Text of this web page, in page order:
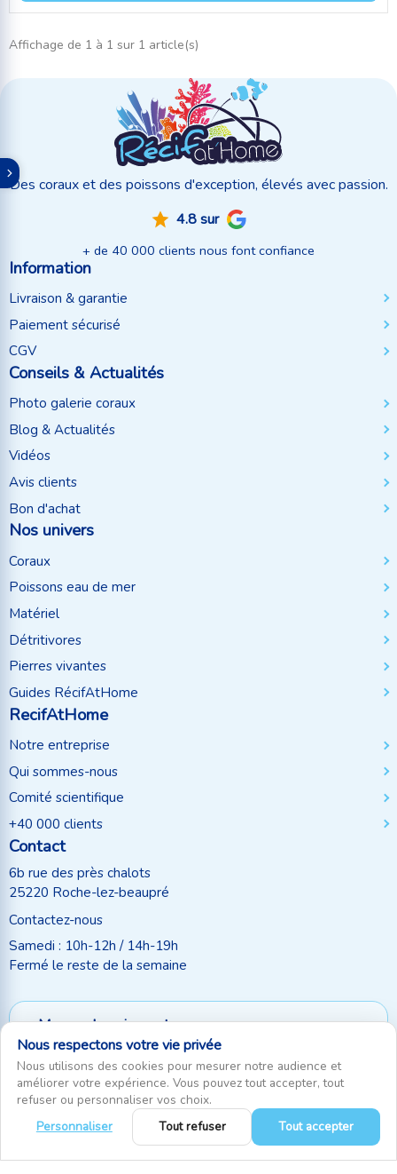
Affichage de 1 à 1 sur 1 article(s)
Des coraux et des poissons d'exception, élevés avec passion.
4.8 sur
+ de 40 000 clients nous font confiance
Information
Livraison & garantie
Paiement sécurisé
CGV
Conseils & Actualités
Photo galerie coraux
Blog & Actualités
Vidéos
Avis clients
Bon d'achat
Nos univers
Coraux
Poissons eau de mer
Matériel
Détritivores
Pierres vivantes
Guides RécifAtHome
RecifAtHome
Notre entreprise
Qui sommes-nous
Comité scientifique
+40 000 clients
Contact
6b rue des près chalots
25220 Roche-lez-beaupré
Contactez-nous
Samedi : 10h-12h / 14h-19h
Fermé le reste de la semaine
Moyen de paiement
Suivez-nous
RecifAthome © Depuis 2010. Tous droits réservés|Gestion des cookies
Nous respectons votre vie privée
Nous utilisons des cookies pour mesurer notre audience et
améliorer votre expérience. Vous pouvez tout accepter, tout
refuser ou personnaliser vos choix.
Personnaliser
Tout refuser Tout accepter